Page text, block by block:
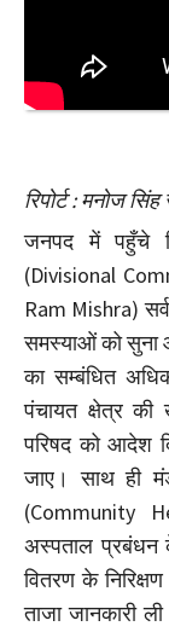
रिपोर्ट : मनोज सिंह
जनपद में पहुँचे
(Divisional
Ram Mishra)
समस्याओं को सुना
का सम्बंधित
पंचायत क्षेत्र
परिषद को आदेश
जाए। साथ ही
(Community
अस्पताल प्रबंधन
वितरण के
ताजा जानकारी